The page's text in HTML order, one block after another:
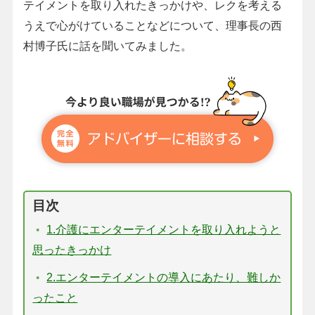
テイメントを取り入れたきっかけや、レクを考える
うえで心がけていることなどについて、理事長の西
村博子氏に話を聞いてみました。
目次
1.介護にエンターテイメントを取り入れようと
思ったきっかけ
2.エンターテイメントの導入にあたり、難しか
ったこと